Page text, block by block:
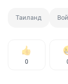
Таиланд
0